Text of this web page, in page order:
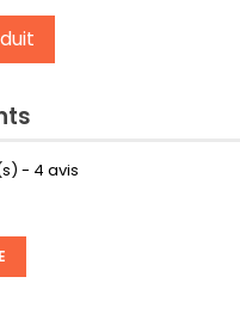
- 4 avis